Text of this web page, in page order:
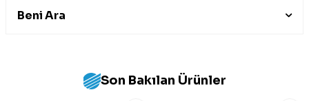
Beni Ara
Son Bakılan Ürünler